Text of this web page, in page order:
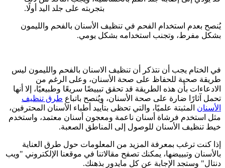
بتجربته على جلد اليد أولًا.
يُنصح بعدم استخدام الفحم في تنظيف الأسنان بالفحم والليمون
بشكل مفرط، وتجنب استخدامه بشكل يومي.
في الختام يجب أن نتذكر أن تنظيف الاسنان بالفحم والليمون ليس
طريقة صحية للحفاظ على صحة الأسنان، وعلى الرغم من
الادعاءات بأن هذه الطريقة قد تحقق تبييضًا سريعًا وطبيعيًا، إلا أنها
تحمل آثارًا ضارة على صحة الأسنان، ويُنصح باتباع طرق تنظيف
الأسنان المثبتة علميًا، والتي تحظى بتأييد أطباء الأسنان المحترفين،
مثل استخدم فرشاة أسنان ناعمة ومعجون أسنان معتمد، واستخدم
خيط تنظيف الأسنان للوصول إلى المناطق الصعبة.
إذا كنت ترغب بمعرفة المزيد من المعلومات حول طرق العناية
بالأسنان وتبييضها، يمكنك تصفح مقالاتنا في موقعنا الإلكتروني "ويب
دنتال" وستجد الإجابة عن كل مايدور بذهنك.